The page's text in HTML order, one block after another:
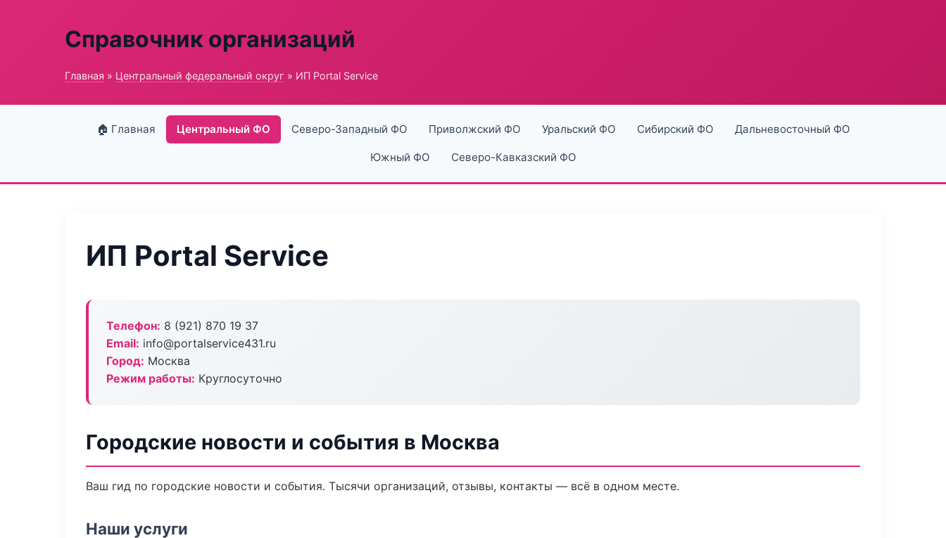
Справочник организаций
Главная » Центральный федеральный округ » ИП Portal Service
🏠 Главная Центральный ФО Северо-Западный ФО Приволжский ФО Уральский ФО Сибирский ФО Дальневосточный ФО
Южный ФО Северо-Кавказский ФО
ИП Portal Service
Телефон: 8 (921) 870 19 37
Email: info@portalservice431.ru
Город: Москва
Режим работы: Круглосуточно
Городские новости и события в Москва
Ваш гид по городские новости и события. Тысячи организаций, отзывы, контакты — всё в одном месте.
Наши услуги